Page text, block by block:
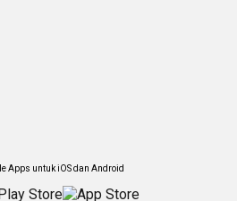
Apps untuk iOS dan Android